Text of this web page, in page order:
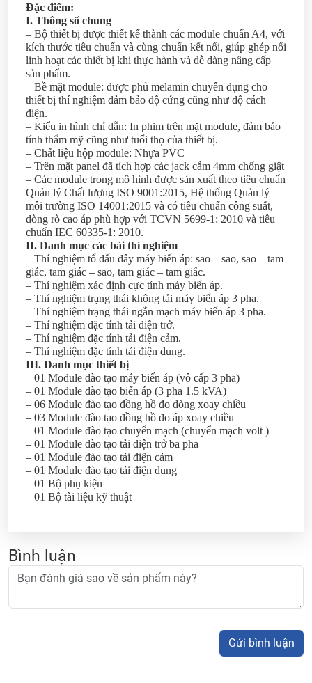
Đặc điểm:
I. Thông số chung
– Bộ thiết bị được thiết kế thành các module chuẩn A4, với
kích thước tiêu chuẩn và cùng chuẩn kết nối, giúp ghép nối
linh hoạt các thiết bị khi thực hành và dễ dàng nâng cấp
sản phẩm.
– Bề mặt module: được phủ melamin chuyên dụng cho
thiết bị thí nghiệm đảm bảo độ cứng cũng như độ cách
điện.
– Kiểu in hình chỉ dẫn: In phim trên mặt module, đảm bảo
tính thẩm mỹ cũng như tuổi thọ của thiết bị.
– Chất liệu hộp module: Nhựa PVC
– Trên mặt panel đã tích hợp các jack cắm 4mm chống giật
– Các module trong mô hình được sản xuất theo tiêu chuẩn
Quản lý Chất lượng ISO 9001:2015, Hệ thống Quản lý
môi trường ISO 14001:2015 và có tiêu chuẩn công suất,
dòng rò cao áp phù hợp với TCVN 5699-1: 2010 và tiêu
chuẩn IEC 60335-1: 2010.
II. Danh mục các bài thí nghiệm
– Thí nghiệm tổ đấu dây máy biến áp: sao – sao, sao – tam
giác, tam giác – sao, tam giác – tam giắc.
– Thí nghiệm xác định cực tính máy biến áp.
– Thí nghiệm trạng thái không tải máy biến áp 3 pha.
– Thí nghiệm trạng thái ngắn mạch máy biến áp 3 pha.
– Thí nghiệm đặc tính tải điện trở.
– Thí nghiệm đặc tính tải điện cảm.
– Thí nghiệm đặc tính tải điện dung.
III. Danh mục thiết bị
– 01 Module đào tạo máy biến áp (vô cấp 3 pha)
– 01 Module đào tạo biến áp (3 pha 1.5 kVA)
– 06 Module đào tạo đồng hồ đo dòng xoay chiều
– 03 Module đào tạo đồng hồ đo áp xoay chiều
– 01 Module đào tạo chuyển mạch (chuyển mạch volt )
– 01 Module đào tạo tải điện trở ba pha
– 01 Module đào tạo tải điện cảm
– 01 Module đào tạo tải điện dung
– 01 Bộ phụ kiện
– 01 Bộ tài liệu kỹ thuật
Bình luận
Gửi bình luận